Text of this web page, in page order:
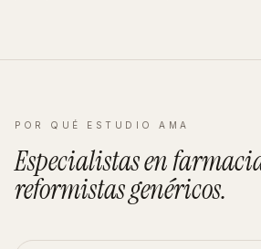
POR QUÉ ESTUDIO AMA
Especialistas en
reformistasgenéricos.